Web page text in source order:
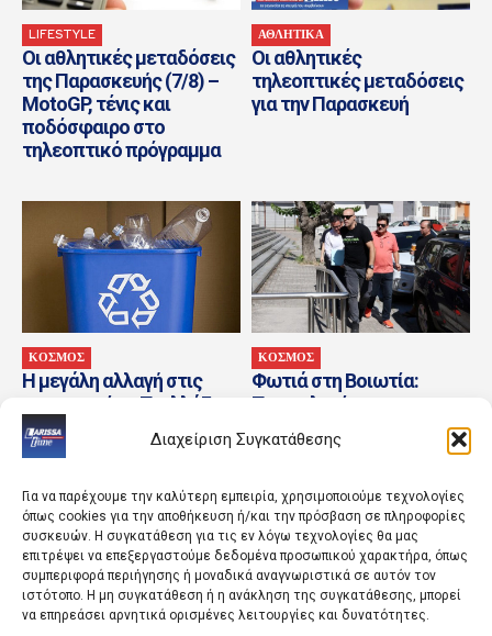
Διαχείριση Συγκατάθεσης
Για να παρέχουμε την καλύτερη εμπειρία, χρησιμοποιούμε τεχνολογίες
όπως cookies για την αποθήκευση ή/και την πρόσβαση σε πληροφορίες
συσκευών. Η συγκατάθεση για τις εν λόγω τεχνολογίες θα μας
επιτρέψει να επεξεργαστούμε δεδομένα προσωπικού χαρακτήρα, όπως
συμπεριφορά περιήγησης ή μοναδικά αναγνωριστικά σε αυτόν τον
ιστότοπο. Η μη συγκατάθεση ή η ανάκληση της συγκατάθεσης, μπορεί
να επηρεάσει αρνητικά ορισμένες λειτουργίες και δυνατότητες.
LIFESTYLE
Οι αθλητικές μεταδόσεις
της Παρασκευής (7/8) –
MotoGP, τένις και
ποδόσφαιρο στο
τηλεοπτικό πρόγραμμα
ΑΘΛΗΤΙΚΑ
Οι αθλητικές
τηλεοπτικές μεταδόσεις
για την Παρασκευή
ΚΟΣΜΟΣ
Η μεγάλη αλλαγή στις
συσκευασίες: Τι αλλάζει
στην ΕΕ από τις 12
Αυγούστου
ΚΟΣΜΟΣ
Φωτιά στη Βοιωτία:
Προφυλακίστηκαν ο
Δήμαρχος Στυλίδας και
άλλοι δύο